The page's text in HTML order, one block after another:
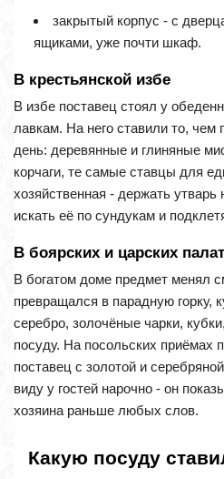
закрытый корпус - с
ящиками, уже почти шкаф.
В крестьянской избе
В избе поставец стоял у
лавкам. На него ставили то,
день: деревянные и глиняные
корчаги, те самые ставцы для
хозяйственная - держать
искать её по сундукам и
В боярских и царских
В богатом доме предмет менял
превращался в парадную горку,
серебро, золочёные чарки,
посуду. На посольских приёмах
поставец с золотой и
виду у гостей нарочно - он
хозяина раньше любых слов.
Какую посуду